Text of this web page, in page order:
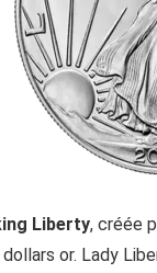
Liberty, créée
or. Lady